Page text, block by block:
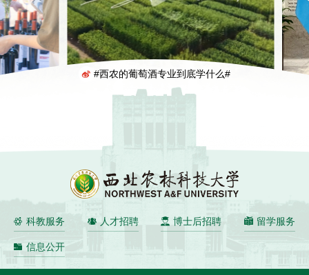
《未来的样子》
科教服务 人才招聘 博士后招聘 留学服务
信息公开